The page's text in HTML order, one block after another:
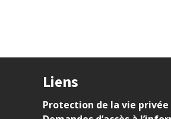
Liens
Protection de la vie privée